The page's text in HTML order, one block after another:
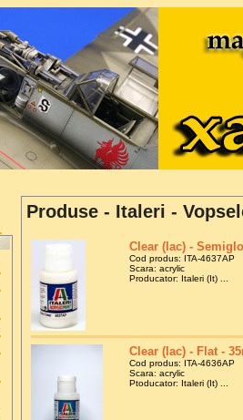
Produse - Italeri -
Clear (lac) -
Cod produs: ITA-4637AP
Scara: acrylic
Producator: Italeri (It) ...
Clear (lac) - Flat -
Cod produs: ITA-4636AP
Scara: acrylic
Ptoducator: Italeri (It) ...